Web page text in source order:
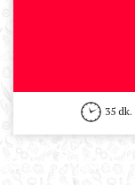
35 dk.